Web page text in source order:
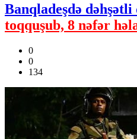
Banqladeşdə dəhşətli
toqquşub, 8 nəfər
0
0
134